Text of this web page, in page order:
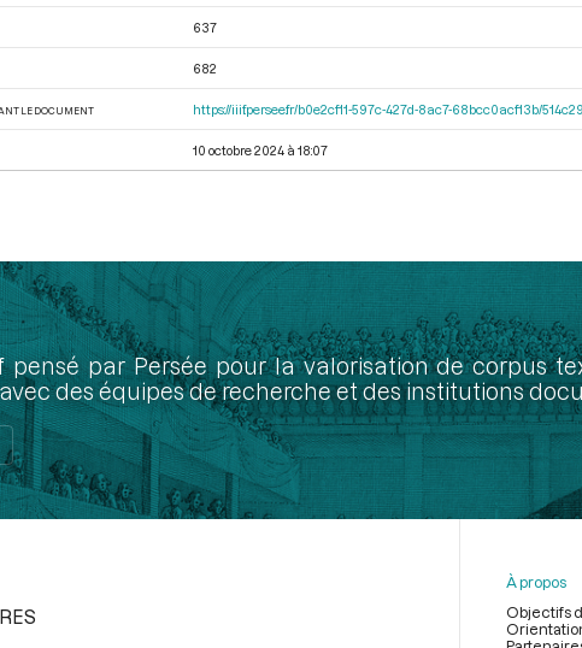
637
682
LE DOCUMENT https://iiif.persee.fr/b0e2cf11-597c-427d-8ac7-68bcc0acf13b/
10 octobre 2024 à 18:07
pensé par Persée pour la valorisation de corpus
des équipes de recherche et des institutions
À propos
Objectifs